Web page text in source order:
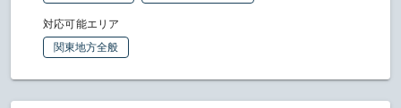
対応可能エリア
関東地方全般